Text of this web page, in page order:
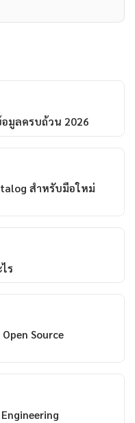
มูลครบถ้วน 2026
สำหรับมือใหม่
ร
Source